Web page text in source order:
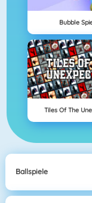
Bubble
Tiles Of The
Ballspiele